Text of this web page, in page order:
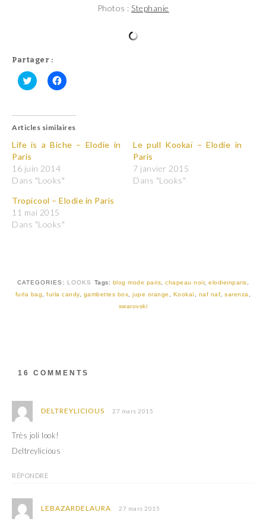
Photos : Stephanie
Partager :
C
q
e
p
o
u
r
p
a
t
a
g
e
r
t
t
e
a
n
n
e
n
v
l
f
ê
t
r
C
q
e
p
o
r
p
a
g
e
r
e
b
o
d
a
n
e
u
e
ê
t
Articles similaires
Life is a Biche – Elodie in
Paris
16 juin 2014
Dans "Looks"
Le pull Kookaï – Elodie in
Paris
7 janvier 2015
Dans "Looks"
Tropicool – Elodie in Paris
11 mai 2015
Dans "Looks"
CATEGORIES: LOOKS Tags: blog mode paris ,chapeau noir,elodieinparis
furla bag
,furla candy, gambettes box ,jupe orange Kookaï naf naf ,sarenza
swarovski
16 COMMENTS
DELTREYLICIOUS 27 mars 2015
Très joli look!
Deltreylicious
RÉPONDRE
LEBAZARDELAURA 27 mars 2015